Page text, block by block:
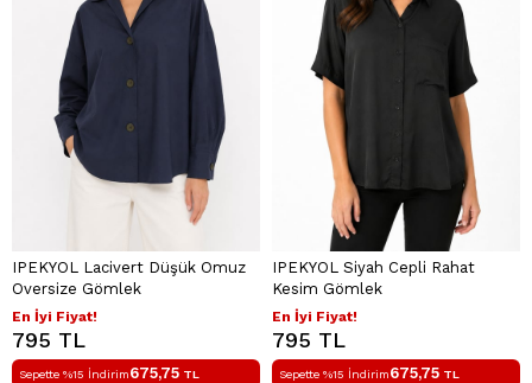
IPEKYOL Lacivert Düşük Omuz
Oversize Gömlek
En İyi Fiyat!
795 TL
Sepette %15 İndirim675,75 TL
IPEKYOL Siyah Cepli Rahat
Kesim Gömlek
En İyi Fiyat!
795 TL
Sepette %15 İndirim675,75 TL